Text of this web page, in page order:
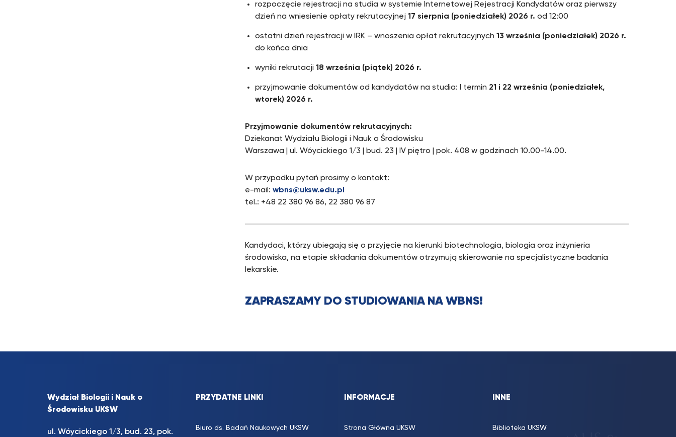
rozpoczęcie rejestracji na studia w systemie Internetowej Rejestracji Kandydatów oraz pierwszy
dzień na wniesienie opłaty rekrutacyjnej17 sierpnia (poniedziałek) 2026 r. od 12:00
ostatni dzień rejestracji w IRK – wnoszenia opłat rekrutacyjnych13 września (poniedziałek) 2026 r.
do końca dnia
wyniki rekrutacji18 września (piątek) 2026 r.
przyjmowanie dokumentów od kandydatów na studia: I termin 21 i 22 września (poniedziałek,
wtorek) 2026 r.
Przyjmowanie dokumentów rekrutacyjnych:
Dziekanat Wydziału Biologii i Nauk o Środowisku
Warszawa | ul. Wóycickiego 1/3 | bud. 23 | IV piętro | pok. 408 w godzinach 10.00-14.00.
W przypadku pytań prosimy o kontakt:
e-mail:wbns@uksw.edu.pl
tel.: +48 22 380 96 86, 22 380 96 87
Kandydaci, którzy ubiegają się o przyjęcie na kierunki biotechnologia, biologia oraz inżynieria
środowiska, na etapie składania dokumentów otrzymują skierowanie na specjalistyczne badania
lekarskie.
ZAPRASZAMY DO STUDIOWANIA NA WBNS!
Wydział Biologii i Nauk o
Środowisku UKSW
ul. Wóycickiego 1/3, bud. 23, pok.
PRZYDATNE LINKI
Biuro ds. Badań Naukowych UKSW
INFORMACJE
Strona Główna UKSW
INNE
Biblioteka UKSW